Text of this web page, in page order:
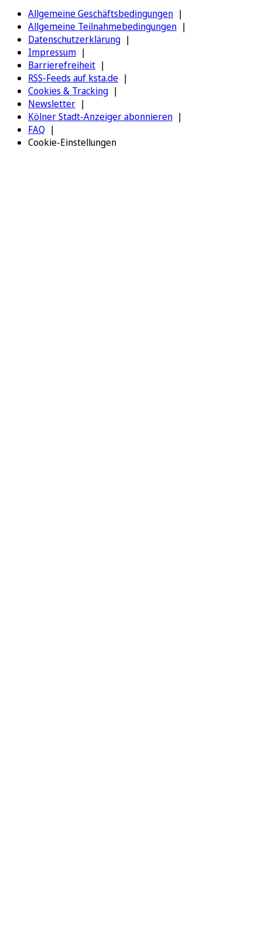
Allgemeine Geschäftsbedingungen
Allgemeine Teilnahmebedingungen
Datenschutzerklärung
Impressum
Barrierefreiheit
RSS-Feeds auf ksta.de
Cookies & Tracking
Newsletter
Kölner Stadt-Anzeiger abonnieren
FAQ
Cookie-Einstellungen